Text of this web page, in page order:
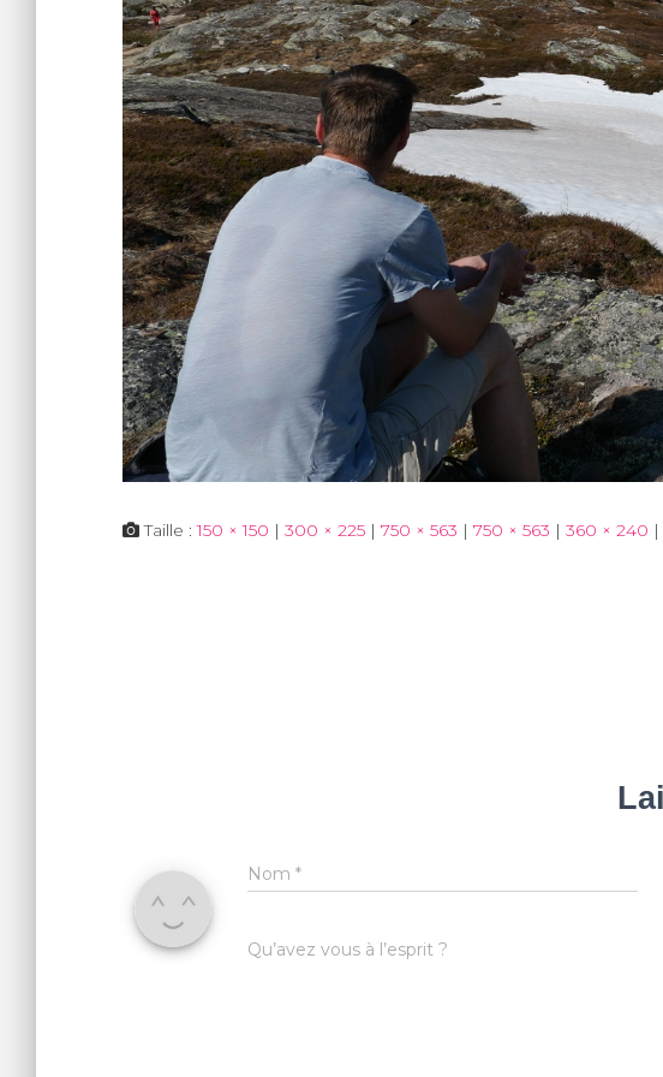
Taille :150 × 150 | 300 × 225 | 750 × 563 | 750 × 563 | 360 × 240 |
Nom *
Qu’avez vous à l’esprit ?